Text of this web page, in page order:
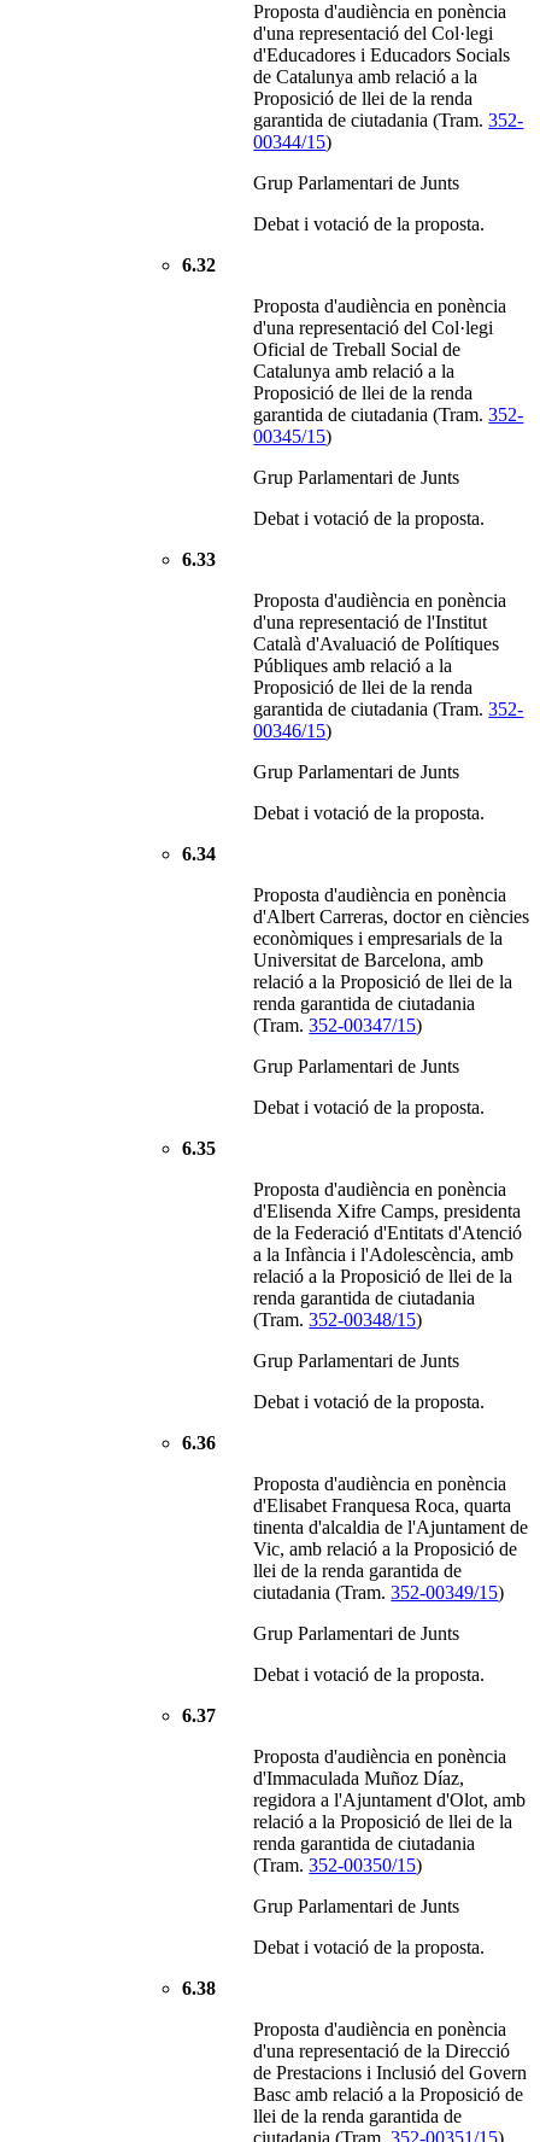
Proposta d'audiència en ponència
d'una representació del Col·legi
d'Educadores i Educadors Socials
de Catalunya amb relació a la
Proposició de llei de la renda
garantida de ciutadania (Tram.352-
00344/15)
Grup Parlamentari de Junts
Debat i votació de la proposta.
6.32
Proposta d'audiència en ponència
d'una representació del Col·legi
Oficial de Treball Social de
Catalunya amb relació a la
Proposició de llei de la renda
garantida de ciutadania (Tram.352-
00345/15)
Grup Parlamentari de Junts
Debat i votació de la proposta.
6.33
Proposta d'audiència en ponència
d'una representació de l'Institut
Català d'Avaluació de Polítiques
Públiques amb relació a la
Proposició de llei de la renda
garantida de ciutadania (Tram.352-
00346/15)
Grup Parlamentari de Junts
Debat i votació de la proposta.
6.34
Proposta d'audiència en ponència
d'Albert Carreras, doctor en ciències
econòmiques i empresarials de la
Universitat de Barcelona, amb
relació a la Proposició de llei de la
renda garantida de ciutadania
(Tram.352-00347/15)
Grup Parlamentari de Junts
Debat i votació de la proposta.
6.35
Proposta d'audiència en ponència
d'Elisenda Xifre Camps, presidenta
de la Federació d'Entitats d'Atenció
a la Infància i l'Adolescència, amb
relació a la Proposició de llei de la
renda garantida de ciutadania
(Tram.352-00348/15)
Grup Parlamentari de Junts
Debat i votació de la proposta.
6.36
Proposta d'audiència en ponència
d'Elisabet Franquesa Roca, quarta
tinenta d'alcaldia de l'Ajuntament de
Vic, amb relació a la Proposició de
llei de la renda garantida de
ciutadania (Tram.352-00349/15)
Grup Parlamentari de Junts
Debat i votació de la proposta.
6.37
Proposta d'audiència en ponència
d'Immaculada Muñoz Díaz,
regidora a l'Ajuntament d'Olot, amb
relació a la Proposició de llei de la
renda garantida de ciutadania
(Tram.352-00350/15)
Grup Parlamentari de Junts
Debat i votació de la proposta.
6.38
Proposta d'audiència en ponència
d'una representació de la Direcció
de Prestacions i Inclusió del Govern
Basc amb relació a la Proposició de
llei de la renda garantida de